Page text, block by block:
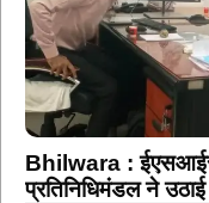
Bhilwara :
प्रतिनिधिमंडल ने